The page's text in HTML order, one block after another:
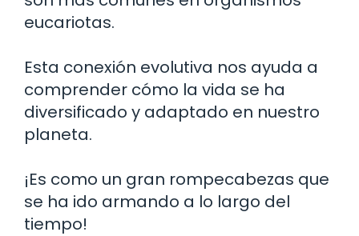
eucariotas.
Esta conexión evolutiva nos ayuda a
comprender cómo la vida se ha
diversificado y adaptado en nuestro
planeta.
¡Es como un gran rompecabezas que
se ha ido armando a lo largo del
tiempo!